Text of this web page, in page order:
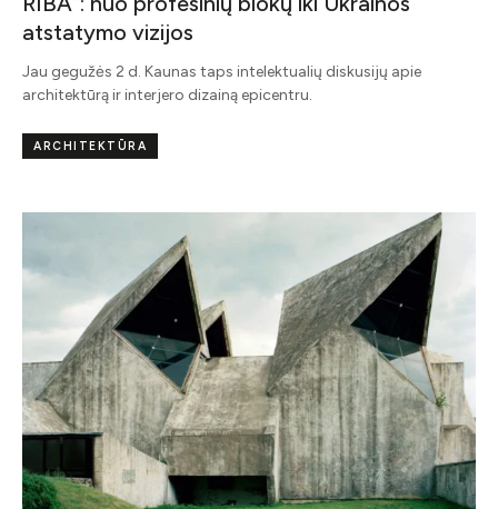
atstatymo vizijos
Jau gegužės 2 d. Kaunas taps intelektualių diskusijų apie
architektūrą ir interjero dizainą epicentru.
ARCHITEKTŪRA